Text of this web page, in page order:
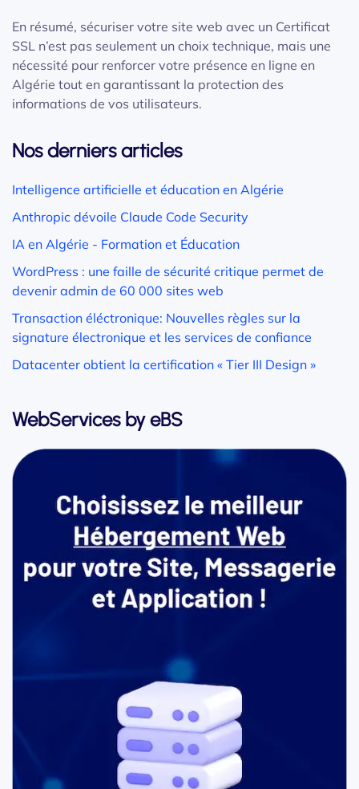
En résumé, sécuriser votre site web avec un Certificat
SSL n’est pas seulement un choix technique, mais une
nécessité pour renforcer votre présence en ligne en
Algérie tout en garantissant la protection des
informations de vos utilisateurs.
Nos derniers articles
Intelligence artificielle et éducation en Algérie
Anthropic dévoile Claude Code Security
IA en Algérie - Formation et Éducation
WordPress : une faille de sécurité critique permet de
devenir admin de 60 000 sites web
Transaction éléctronique: Nouvelles règles sur la
signature électronique et les services de confiance
Datacenter obtient la certification « Tier III Design »
WebServices by eBS